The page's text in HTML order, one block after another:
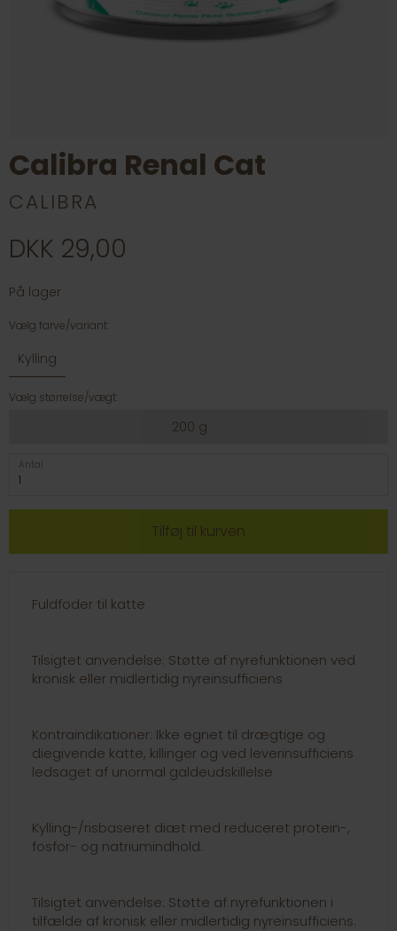
Calibra Renal Cat
CALIBRA
DKK 29,00
På lager
Vælg farve/variant:
Kylling
Vælg størrelse/vægt:
200 g
Antal
Fuldfoder til katte
Tilsigtet anvendelse: Støtte af nyrefunktionen ved
kronisk eller midlertidig nyreinsufficiens
Kontraindikationer: Ikke egnet til drægtige og
diegivende katte, killinger og ved leverinsufficiens
ledsaget af unormal galdeudskillelse
Kylling-/risbaseret diæt med reduceret protein-,
fosfor- og natriumindhold.
Tilsigtet anvendelse: Støtte af nyrefunktionen i
tilfælde af kronisk eller midlertidig nyreinsufficiens.